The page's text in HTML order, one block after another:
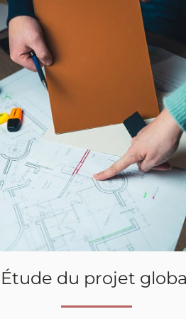
Étude du projet